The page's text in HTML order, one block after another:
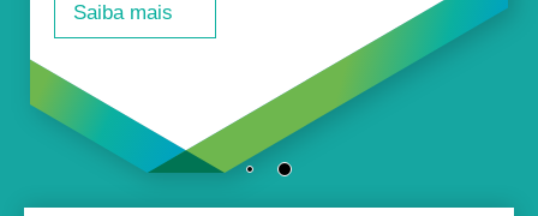
Saiba mais